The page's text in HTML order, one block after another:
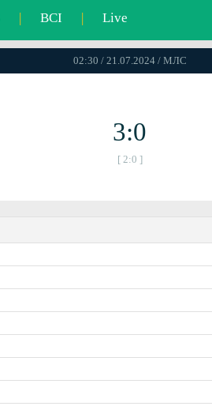
| ВСІ | Live
02:30 / 21.07.2024 / МЛС
3:0
[ 2:0 ]